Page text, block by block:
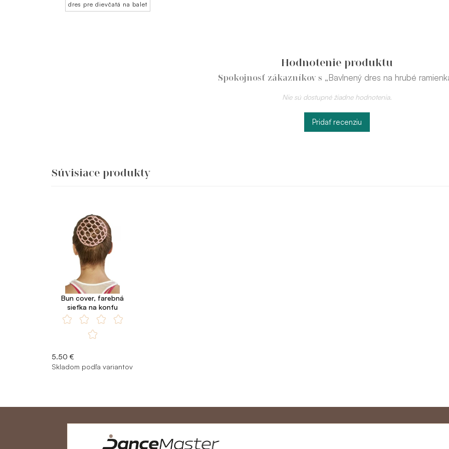
dres pre dievčatá na balet
Hodnotenie produktu
Spokojnosť zákazníkov s „Bavlnený dres na hrubé
Nie sú dostupné žiadne hodnotenia.
Pridať recenziu
Súvisiace produkty
Bun cover, farebná
sieťka na konťu
5.50 €
Skladom podľa variantov